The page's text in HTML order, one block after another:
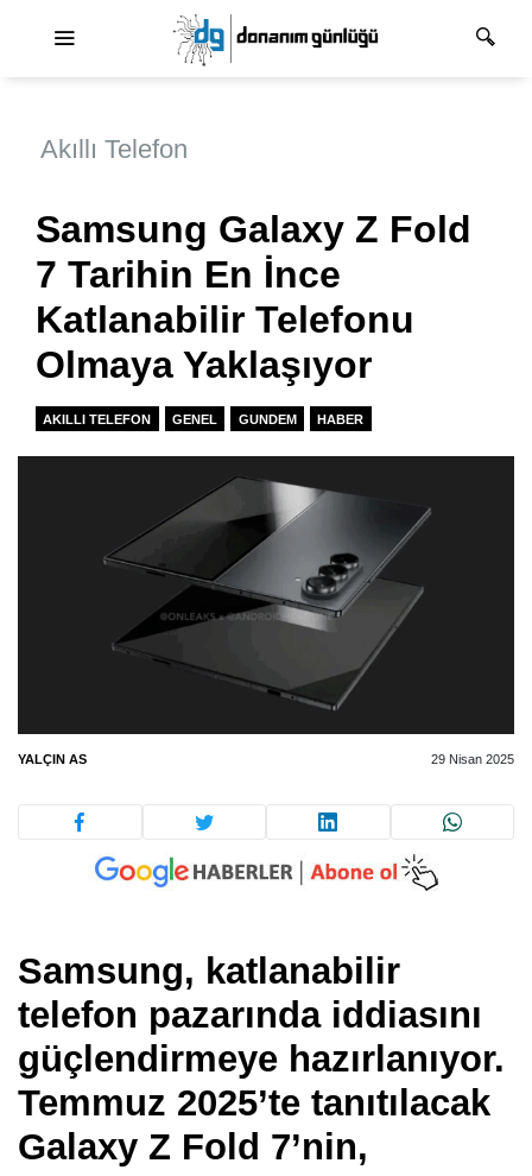
Akıllı Telefon
Samsung Galaxy Z Fold
7 Tarihin En İnce
Katlanabilir Telefonu
Olmaya Yaklaşıyor
AKILLI TELEFON GENEL GUNDEM HABER
YALÇIN AS 29 Nisan 2025
Samsung, katlanabilir
telefon pazarında iddiasını
güçlendirmeye hazırlanıyor.
Temmuz 2025’te tanıtılacak
Galaxy Z Fold 7’nin,